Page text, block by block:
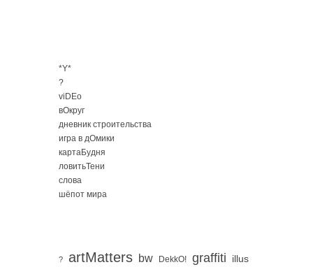
*Y*
?
viDEo
вОкруг
дневник строительства
игра в дОмики
картаБудня
ловитьТени
слова
шёпот мира
? artMatters bw DekkO! graffiti illus